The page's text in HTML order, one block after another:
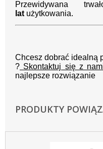
Przewidywana
latużytkowania.
Chcesz dobrać idealną
? Skontaktuj się z
najlepsze rozwiązanie
PRODUKTY